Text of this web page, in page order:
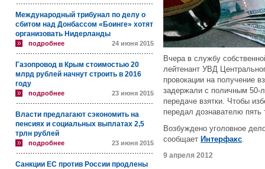
Международный трибунал по делу о
сбитом над Донбассом «Боинге» хотят
организовать Нидерланды
подробнее 24 июня 2015
Газопровод в Крым стоимостью 20
млрд рублей начнут строить в 2016
году
подробнее 23 июня 2015
Власти предлагают сэкономить на
пенсиях и социальных выплатах 2,5
трлн рублей
подробнее 23 июня 2015
Санкции ЕС против России продлены
Вчера в службу
лейтенант УВД
провокации на получение
задержали с поличным 50-
передаче взятки. Чтобы
передал дознавателю
Возбуждено уголовное
сообщает Интерфакс.
9 апреля 2012